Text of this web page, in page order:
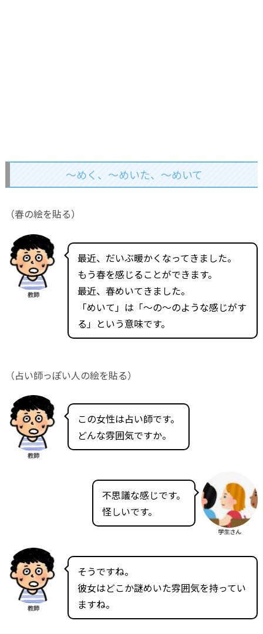
～めく、～めいた、～めいて
（春の絵を貼る）
教師
最近、だいぶ暖かくなってきました。
もう春を感じることができます。
最近、春めいてきました。
「めいて」は「～の～のような感じがす
る」という意味です。
（占い師っぽい人の絵を貼る）
教師
この女性は占い師です。
どんな雰囲気ですか。
不思議な感じです。
怪しいです。
学生さん
教師
そうですね。
彼女はどこか謎めいた雰囲気を持ってい
ますね。